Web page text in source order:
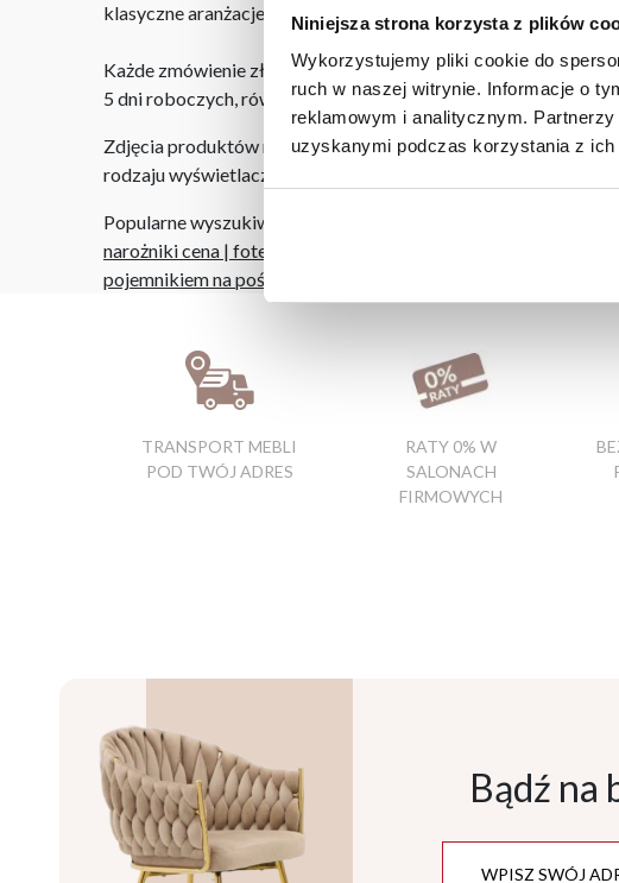
Niniejsza strona korzysta z plików
Wykorzystujemy pliki cookie do
ruch w naszej witrynie. Informacje o
reklamowym i analitycznym.
uzyskanymi podczas korzystania z ich
klasyczne aranżacje wnętrz.
Każde zmówienie złożone w sklepie stacjonarnym
5 dni roboczych, również na terenie całego kraju. Wszystkie
Zdjęcia produktów mają charakter poglądowy. Rzeczywiste
rodzaju wyświetlacza i oświetlenia.
Popularne wyszukiwania:
narożniki cena | fotel biurowy tapicerowany
pojemnikiem na pościel
TRANSPORT MEBLI
POD TWÓJ ADRES
RATY 0% W
SALONACH
FIRMOWYCH
Bądź na